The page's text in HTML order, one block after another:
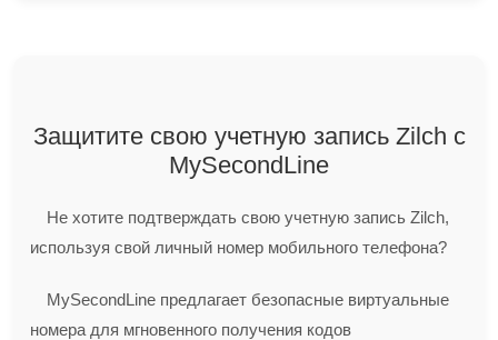
Защитите свою учетную запись Zilch с
MySecondLine
Не хотите подтверждать свою учетную запись Zilch,
используя свой личный номер мобильного телефона?
MySecondLine предлагает безопасные виртуальные
номера для мгновенного получения кодов